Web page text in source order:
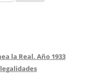
la Real. Año 1933